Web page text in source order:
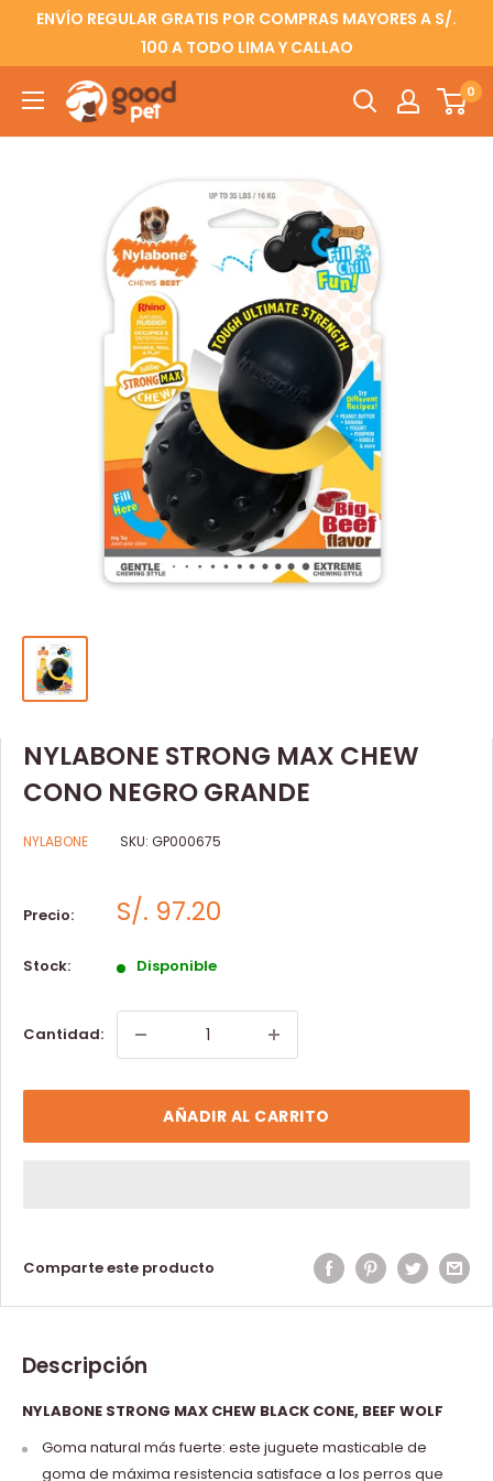
ENVÍO REGULAR GRATIS POR COMPRAS MAYORES A S/.
100 A TODO LIMA Y CALLAO
0
NYLABONE STRONG MAX CHEW
CONO NEGRO GRANDE
NYLABONE SKU: GP000675
Precio: S/. 97.20
Stock: Disponible
Cantidad:
AÑADIR AL CARRITO
Comparte este producto
Descripción
NYLABONE STRONG MAX CHEW BLACK CONE, BEEF WOLF
Goma natural más fuerte: este juguete masticable de
goma de máxima resistencia satisface a los perros que